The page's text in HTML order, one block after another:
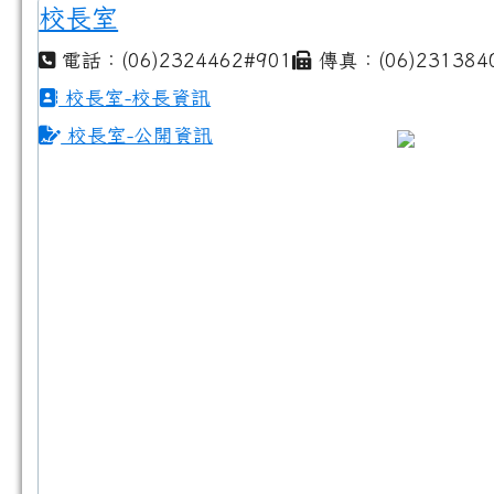
校長室
電話：(06)2324462#901
傳真：
校長室-校長資訊
校長室-公開資訊